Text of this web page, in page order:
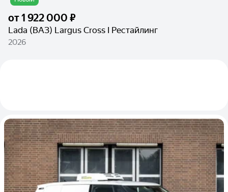
от1 922 000 ₽
Lada (ВАЗ) Largus Cross I Рестайлинг
2026